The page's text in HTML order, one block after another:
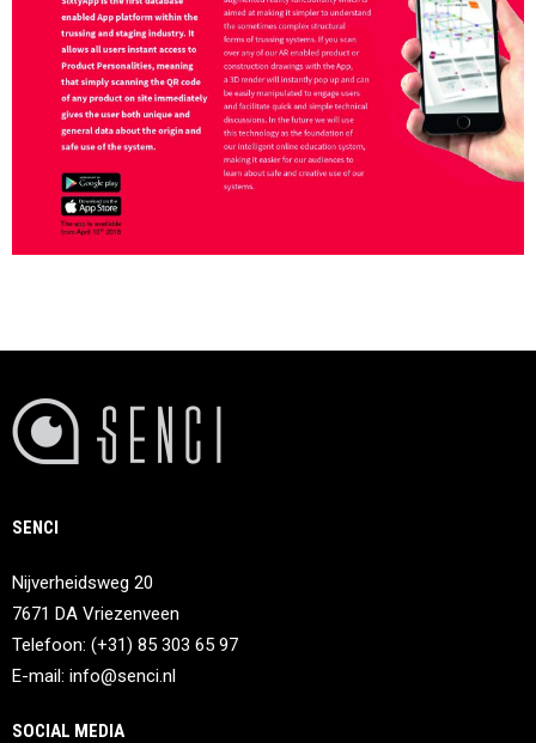
SENCI
Nijverheidsweg 20
7671 DA Vriezenveen
Telefoon: (+31) 85 303 65 97
E-mail: info@senci.nl
SOCIAL MEDIA